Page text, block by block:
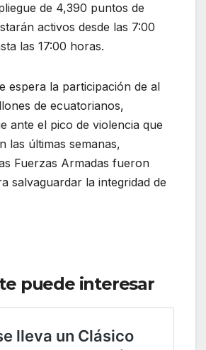
de 4,390 puntos de
activos desde las 7:00
las 17:00 horas.
espera la participación de al
de ecuatorianos,
ante el pico de violencia que
las últimas semanas,
Fuerzas Armadas fueron
salvaguardar la integridad de
puede interesar